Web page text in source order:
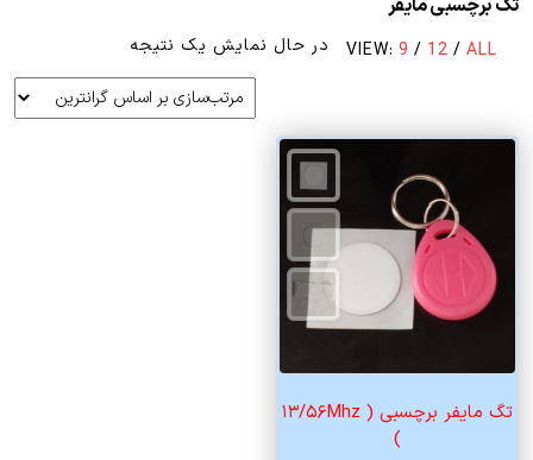
تگ برچسبی مایفر
VIEW: 9 / 12 / ALL در حال نمایش یک نتیجه
تگ مایفر برچسبی ( ۱۳/۵۶Mhz
)